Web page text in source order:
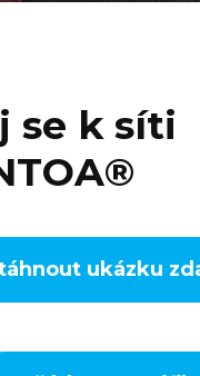
se k síti
ukázku